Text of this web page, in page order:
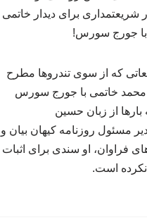
که از سوی تندروها مطرح
محمد خاتمی با جورج سورس
از زبان حسین
مسئول روزنامه کیهان بیان و
فراوان، او سندی برای اثبات
است.